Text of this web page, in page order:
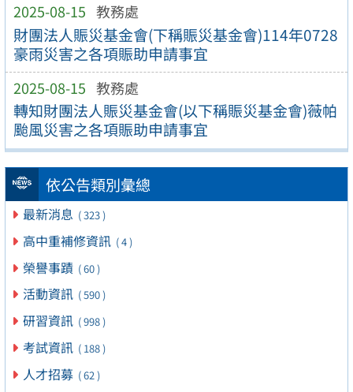
2025-08-15 教務處
財團法人賑災基金會(下稱賑災基金會)114年0728
豪雨災害之各項賑助申請事宜
2025-08-15 教務處
轉知財團法人賑災基金會(以下稱賑災基金會)薇帕
颱風災害之各項賑助申請事宜
依公告類別彙總
最新消息 ( 323 )
高中重補修資訊 ( 4 )
榮譽事蹟 ( 60 )
活動資訊 ( 590 )
研習資訊 ( 998 )
考試資訊 ( 188 )
人才招募 ( 62 )